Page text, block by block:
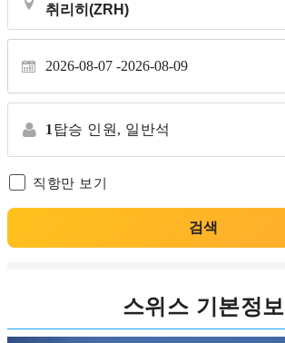
2026-08-07 2026-08-09
1 탑승 인원, 일반석
직항만 보기
검색
스위스 기본정보